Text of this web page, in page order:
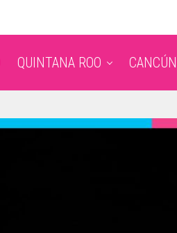
QUINTANA ROO CANCÚN